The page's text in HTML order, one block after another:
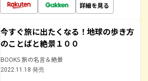
詳細を見る
今すぐ旅に出たくなる！地球の歩き方
のことばと絶景１００
BOOKS 旅の名言＆絶景
2022.11.18 発売